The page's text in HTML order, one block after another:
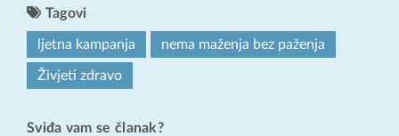
Tagovi
ljetna kampanja nema maženja bez paženja
Živjeti zdravo
Sviđa vam se članak?